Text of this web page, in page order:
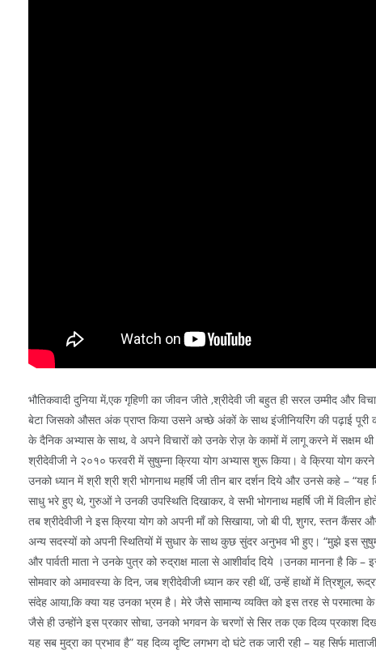
भौतिकवादी दुनिया में,एक गृहिणी का जीवन जीते ,श्रीदेवी जी बहुत ही सरल उम्मीद और
बेटा जिसको औसत अंक प्राप्त किया उसने अच्छे अंकों के साथ इंजीनियरिंग की पढ़ाई पूरी
के दैनिक अभ्यास के साथ, वे अपने विचारों को उनके रोज़ के कामों में लागू करने में सक्षम
श्रीदेवीजी ने २०१० फरवरी में सुषुम्ना क्रिया योग अभ्यास शुरू किया। वे क्रिया योग
उनको ध्यान में श्री श्री श्री भोगनाथ महर्षि जी तीन बार दर्शन दिये और उनसे कहे –
साधु भरे हुए थे, गुरुओं ने उनकी उपस्थिति दिखाकर, वे सभी भोगनाथ महर्षि जी में विलीन
तब श्रीदेवीजी ने इस क्रिया योग को अपनी माँ को सिखाया, जो बी पी, शुगर, स्तन
अन्य सदस्यों को अपनी स्थितियों में सुधार के साथ कुछ सुंदर अनुभव भी हुए। “मुझे इस
और पार्वती माता ने उनके पुत्र को रुद्राक्ष माला से आशीर्वाद दिये ।उनका मानना है
सोमवार को अमावस्या के दिन, जब श्रीदेवीजी ध्यान कर रही थीं, उन्हें हाथों में
संदेह आया,कि क्या यह उनका भ्रम है। मेरे जैसे सामान्य व्यक्ति को इस तरह से
जैसे ही उन्होंने इस प्रकार सोचा, उनको भगवन के चरणों से सिर तक एक दिव्य प्रकाश
यह सब मुद्रा का प्रभाव है” यह दिव्य दृष्टि लगभग दो घंटे तक जारी रही – यह सिर्फ